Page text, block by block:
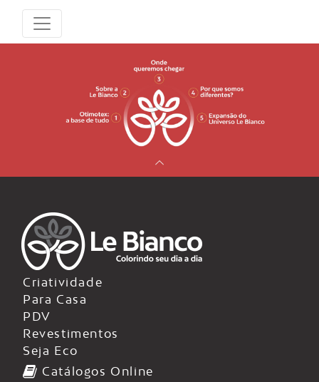
Criatividade
Para Casa
PDV
Revestimentos
Seja Eco
Catálogos Online